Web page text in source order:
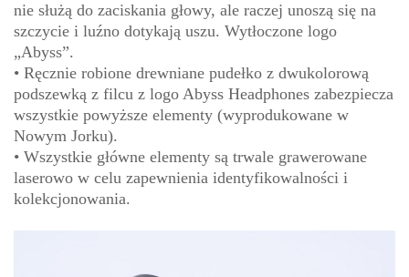
nie służą do zaciskania głowy, ale raczej unoszą się na
szczycie i luźno dotykają uszu. Wytłoczone logo
„Abyss”.
• Ręcznie robione drewniane pudełko z dwukolorową
podszewką z filcu z logo Abyss Headphones zabezpiecza
wszystkie powyższe elementy (wyprodukowane w
Nowym Jorku).
• Wszystkie główne elementy są trwale grawerowane
laserowo w celu zapewnienia identyfikowalności i
kolekcjonowania.